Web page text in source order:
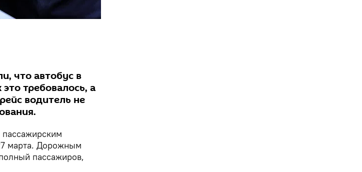
что автобус в
требовалось, а
водитель не
марта. Дорожным
пассажиров,